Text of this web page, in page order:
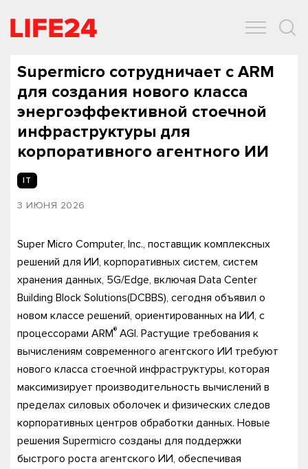
Supermicro сотрудничает с ARM
для создания нового класса
энергоэффективной стоечной
инфраструктуры для
корпоративного агентного ИИ
IT
3 ИЮНЯ 2026
Super Micro Computer, Inc., поставщик комплексных
решений для ИИ, корпоративных систем, систем
хранения данных, 5G/Edge, включая Data Center
Building Block Solutions(DCBBS), сегодня объявил о
новом классе решений, ориентированных на ИИ, с
процессорами ARM® AGI. Растущие требования к
вычислениям современного агентского ИИ требуют
нового класса стоечной инфраструктуры, которая
максимизирует производительность вычислений в
пределах силовых оболочек и физических следов
корпоративных центров обработки данных. Новые
решения Supermicro созданы для поддержки
быстрого роста агентского ИИ, обеспечивая